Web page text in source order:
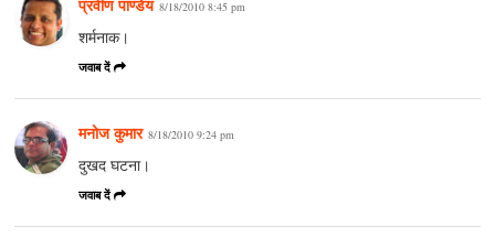
प्रवीण पाण्डेय 8/18/2010 8:45 pm
शर्मनाक।
जवाब दें
मनोज कुमार 8/18/2010 9:24 pm
दुखद घटना।
जवाब दें